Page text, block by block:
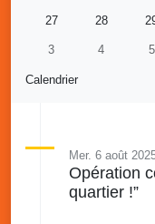
Calendrier
27 28
3 4 5
Mer. 6 août
Opération
quartier !”